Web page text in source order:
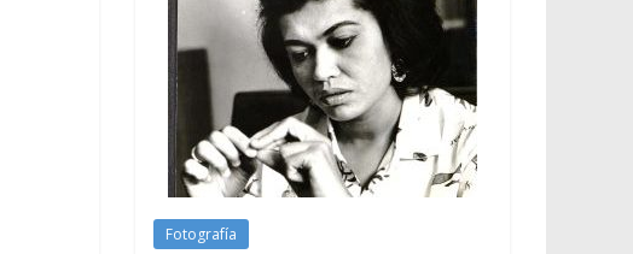
Fotografía